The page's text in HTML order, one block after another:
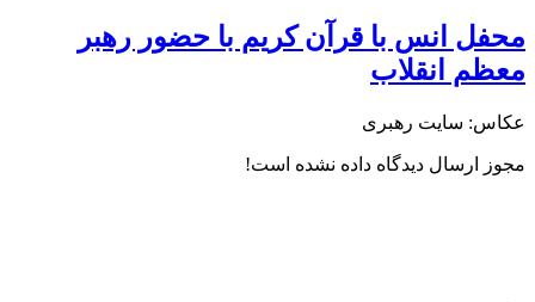
انس با قرآن کریم با حضور رهبر
انقلاب
سایت رهبری
ارسال دیدگاه داده نشده است!